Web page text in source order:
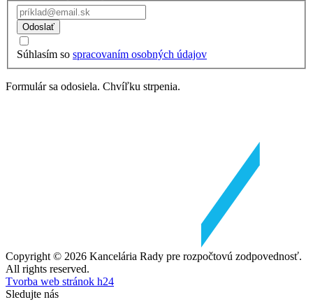
Odoslať
Súhlasím so spracovaním osobných údajov
Formulár sa odosiela. Chvíľku strpenia.
Copyright © 2026 Kancelária Rady pre rozpočtovú zodpovednosť.
All rights reserved.
Tvorba web stránok h24
Sledujte nás